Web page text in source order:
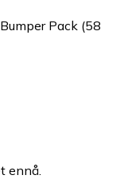
Pack (58
ennå.